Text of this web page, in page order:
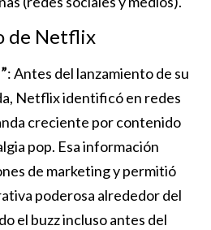
de Netflix
: Antes del lanzamiento de su
Netflix identificó en redes
creciente por contenido
pop. Esa información
de marketing y permitió
poderosa alrededor del
el buzz incluso antes del